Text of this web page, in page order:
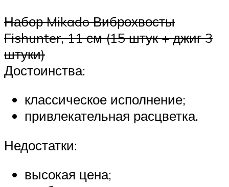
Набор Mikado Виброхвосты
Fishunter, 11 см (15 штук + джиг 3
штуки)
Достоинства:
классическое исполнение;
привлекательная расцветка.
Недостатки:
высокая цена;